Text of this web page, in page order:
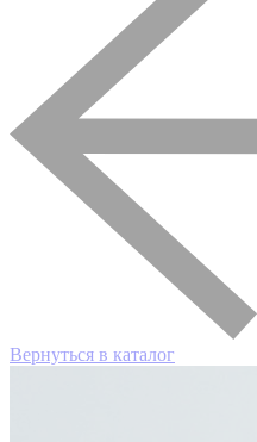
Вернуться в каталог